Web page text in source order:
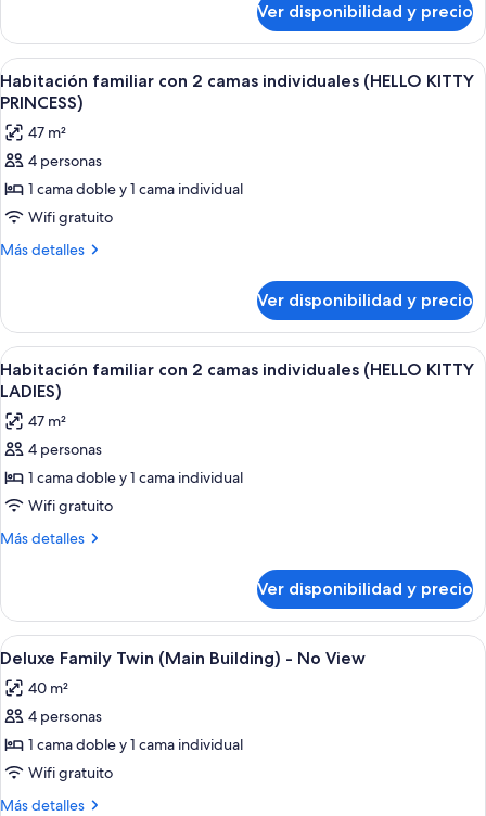
camas
individuales
(HELLO
KITTY
)
familiar
con
2
camas
individuales
(HELLO
KITTY
Ver disponibilidad y precio
Ver
todas
las
fotos
de
Habitación
familiar
con
individuales
(HELLO
KITTY
PRINCESS)
Un dormitorio con temática rosa,
1
Habitación familiar con 2 camas individuales (HELLO KITTY
PRINCESS)
47 m²
4 personas
1 cama doble y 1 cama individual
Wifi gratuito
Más detalles
Más
familiar
con
2
camas
individuales
(HELLO
KITTY
PRINCESS)
Ver disponibilidad y precio
Ver
todas
las
fotos
de
Habitación
familiar
con
individuales
(HELLO
KITTY
LADIES)
Una habitación de hotel con dos
1
Habitación familiar con 2 camas individuales (HELLO KITTY
LADIES)
47 m²
4 personas
1 cama doble y 1 cama individual
Wifi gratuito
Más detalles
Más
familiar
con
2
individuales
(HELLO
LADIES)
Ver disponibilidad y precio
Ver
todas
las
fotos
de
Deluxe
Family
Una habitación de hotel con dos
1
Deluxe Family Twin (Main Building) - No View
40 m²
4 personas
1 cama doble y 1 cama individual
Wifi gratuito
Más detalles
Más